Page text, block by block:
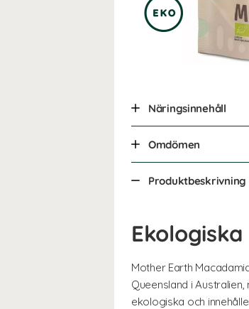
Näringsinnehåll
Omdömen
Produktbeskrivning
Mother Earth
Queensland i
ekologiska och